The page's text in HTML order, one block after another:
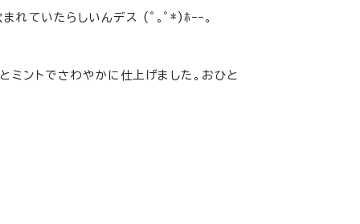
れていたらしいんデス (ﾟ｡ﾟ*)ﾎｰｰ。
ミントでさわやかに仕上げました。おひと